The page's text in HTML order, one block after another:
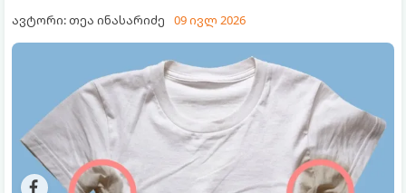
ავტორი: თეა ინასარიძე 09 ივლ 2026